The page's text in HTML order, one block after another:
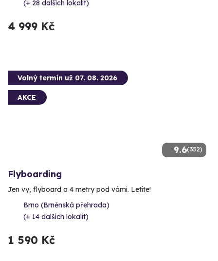
(+ 28 dalších lokalit)
4 999 Kč
9.6(352)
Volný termín už 07. 08. 2026
AKCE
Flyboarding
Jen vy, flyboard a 4 metry pod vámi. Letíte!
Brno (Brněnská přehrada)
(+ 14 dalších lokalit)
1 590 Kč